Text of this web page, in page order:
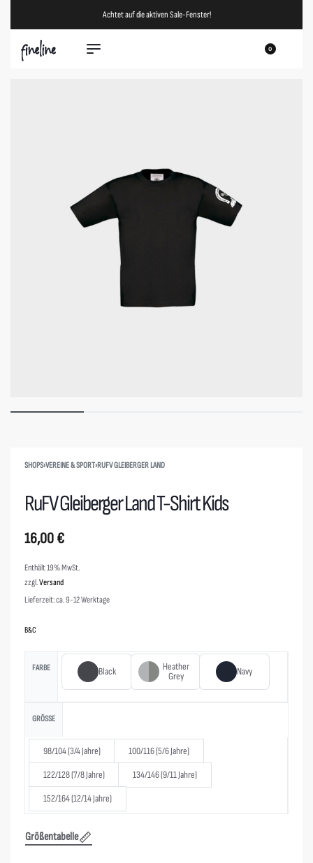
Achtet auf die aktiven Sale-Fenster!
0
SHOPS›VEREINE & SPORT›RUFV GLEIBERGER LAND
RuFV Gleiberger Land T-Shirt Kids
16,00€
Enthält 19% MwSt.
zzgl.Versand
Lieferzeit: ca. 9-12 Werktage
B&C
FARBE Black
Heather
Grey
Navy
GRÖSSE
98/104 (3/4 Jahre)
100/116 (5/6 Jahre)
122/128 (7/8 Jahre)
134/146 (9/11 Jahre)
152/164 (12/14 Jahre)
Größentabelle